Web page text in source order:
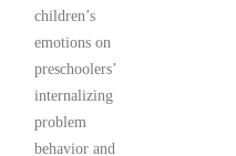
children’s
emotions on
preschoolers’
internalizing
problem
behavior and